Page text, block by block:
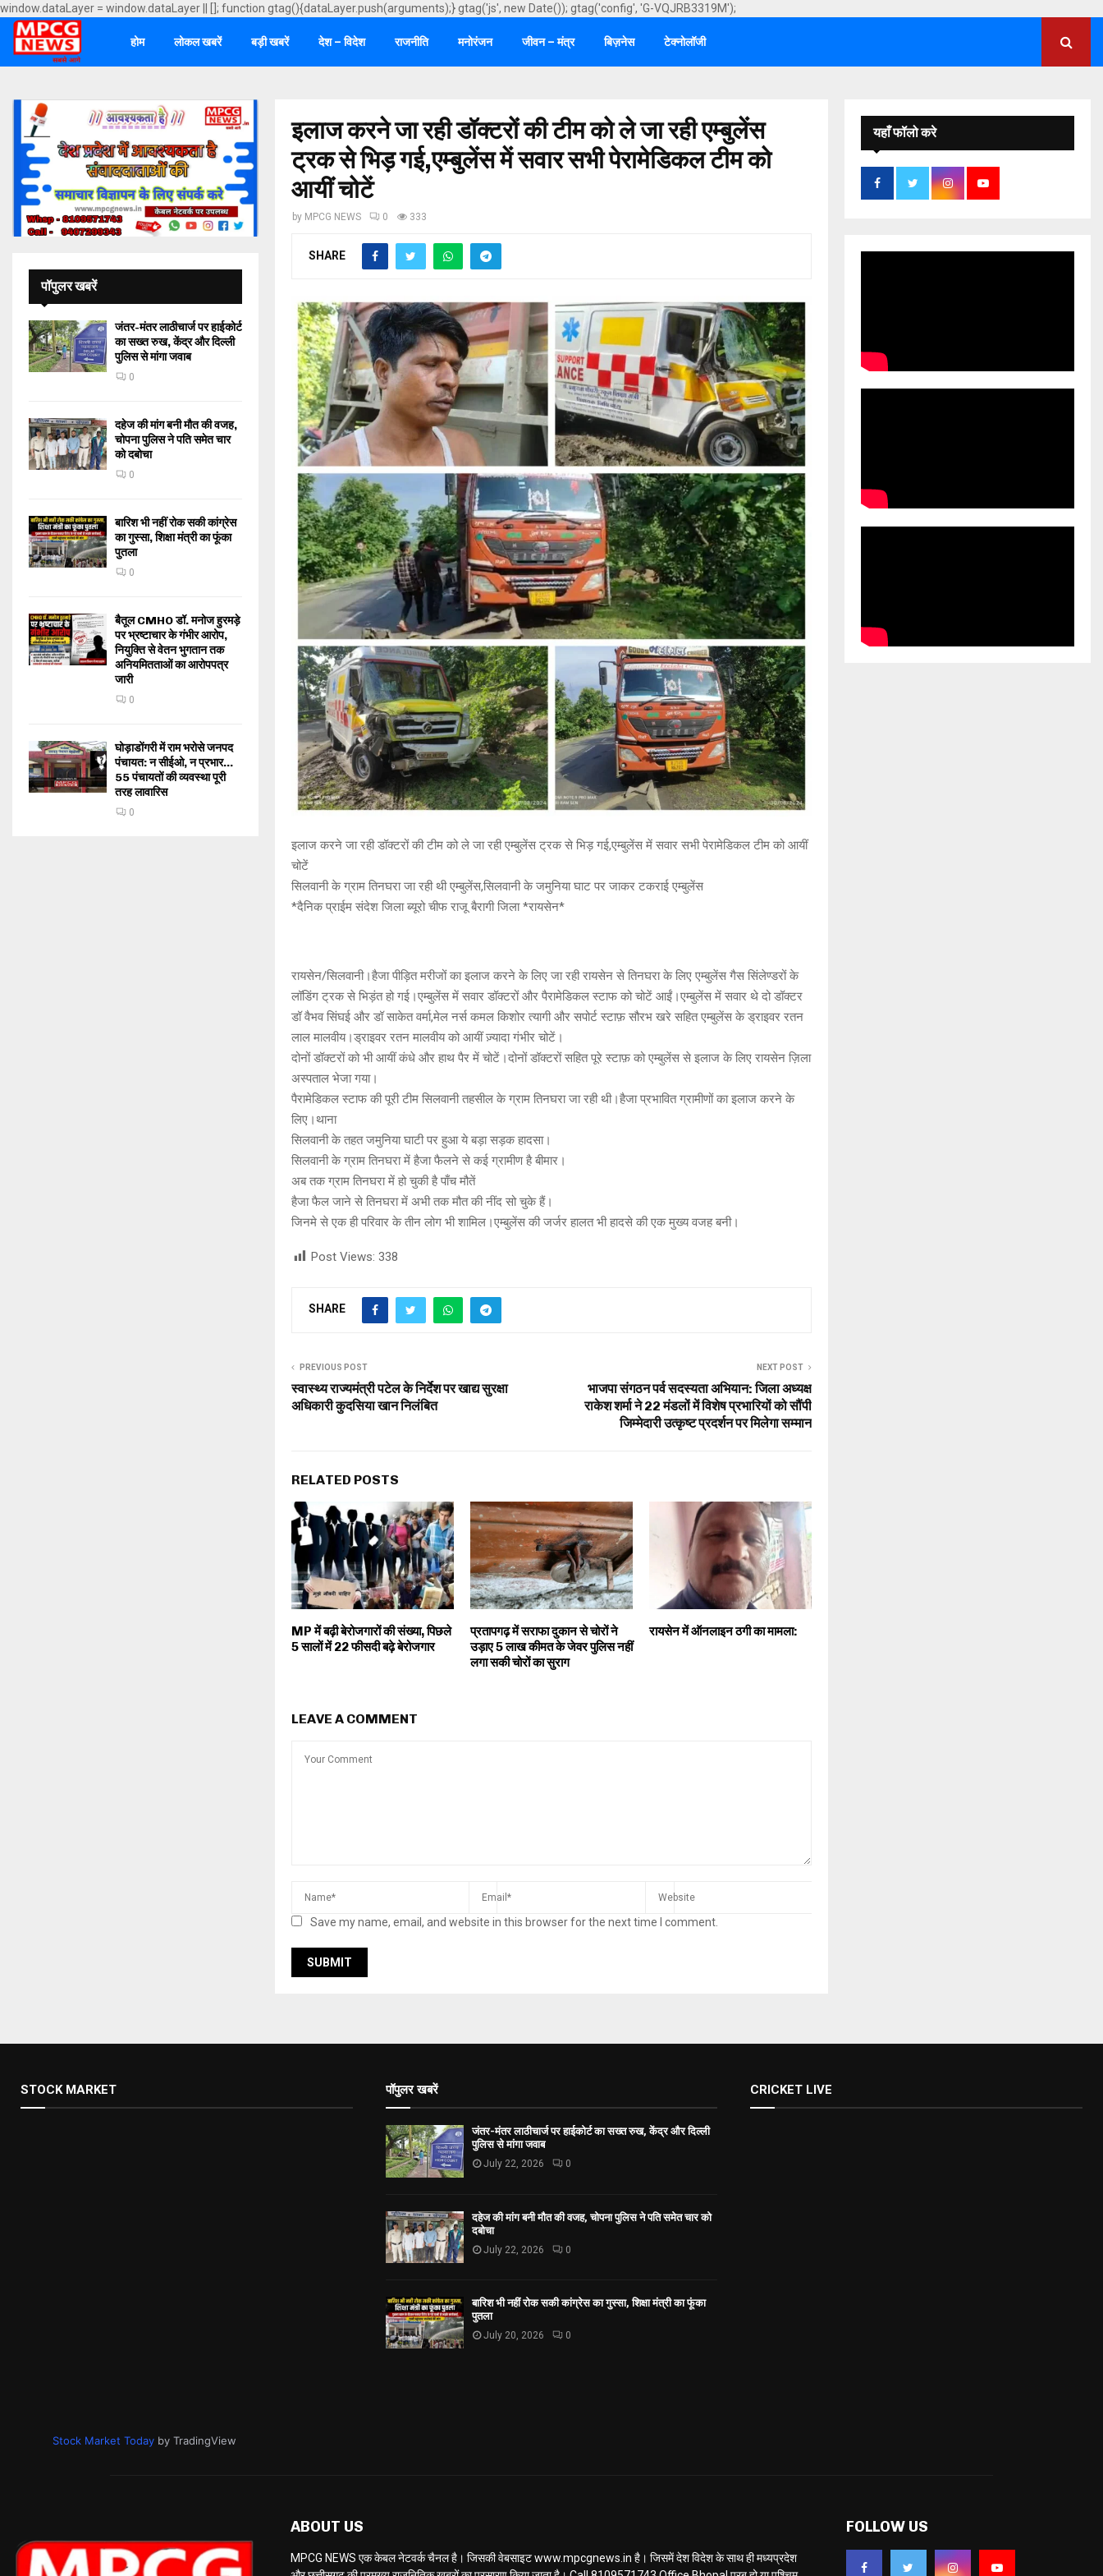
window.dataLayer = window.dataLayer || []; function gtag(){dataLayer.push(arguments);} gtag('js', new Date()); gtag('config', 'G-VQJRB3319M');
होम लोकल खबरें बड़ी खबरें देश – विदेश राजनीति मनोरंजन जीवन – मंत्र बिज़नेस टेक्नोलॉजी
इलाज करने जा रही डॉक्टरों की टीम को ले जा रही एम्बुलेंस
ट्रक से भिड़ गई,एम्बुलेंस में सवार सभी पेरामेडिकल टीम को
आयीं चोटें
by MPCG NEWS 0 333
SHARE
इलाज करने जा रही डॉक्टरों की टीम को ले जा रही एम्बुलेंस ट्रक से भिड़ गई,एम्बुलेंस में सवार सभी पेरामेडिकल टीम को आयीं
चोटें
सिलवानी के ग्राम तिनघरा जा रही थी एम्बुलेंस,सिलवानी के जमुनिया घाट पर जाकर टकराई एम्बुलेंस
*दैनिक प्राईम संदेश जिला ब्यूरो चीफ राजू बैरागी जिला *रायसेन*
रायसेन/सिलवानी।हैजा पीड़ित मरीजों का इलाज करने के लिए जा रही रायसेन से तिनघरा के लिए एम्बुलेंस गैस सिंलेण्डरों के
लॉडिंग ट्रक से भिड़ंत हो गई।एम्बुलेंस में सवार डॉक्टरों और पैरामेडिकल स्टाफ को चोटें आईं।एम्बुलेंस में सवार थे दो डॉक्टर
डॉ वैभव सिंघई और डॉ साकेत वर्मा,मेल नर्स कमल किशोर त्यागी और सपोर्ट स्टाफ़ सौरभ खरे सहित एम्बुलेंस के ड्राइवर रतन
लाल मालवीय।ड्राइवर रतन मालवीय को आयीं ज़्यादा गंभीर चोटें।
दोनों डॉक्टरों को भी आयीं कंधे और हाथ पैर में चोटें।दोनों डॉक्टरों सहित पूरे स्टाफ़ को एम्बुलेंस से इलाज के लिए रायसेन ज़िला
अस्पताल भेजा गया।
पैरामेडिकल स्टाफ की पूरी टीम सिलवानी तहसील के ग्राम तिनघरा जा रही थी।हैजा प्रभावित ग्रामीणों का इलाज करने के
लिए।थाना
सिलवानी के तहत जमुनिया घाटी पर हुआ ये बड़ा सड़क हादसा।
सिलवानी के ग्राम तिनघरा में हैजा फैलने से कई ग्रामीण है बीमार।
अब तक ग्राम तिनघरा में हो चुकी है पाँच मौतें
हैजा फैल जाने से तिनघरा में अभी तक मौत की नींद सो चुके हैं।
जिनमे से एक ही परिवार के तीन लोग भी शामिल।एम्बुलेंस की जर्जर हालत भी हादसे की एक मुख्य वजह बनी।
Post Views: 338
SHARE
PREVIOUS POST
स्वास्थ्य राज्यमंत्री पटेल के निर्देश पर खाद्य सुरक्षा
अधिकारी कुदसिया खान निलंबित
NEXT POST
भाजपा संगठन पर्व सदस्यता अभियान: जिला अध्यक्ष
राकेश शर्मा ने 22 मंडलों में विशेष प्रभारियों को सौंपी
जिम्मेदारी उत्कृष्ट प्रदर्शन पर मिलेगा सम्मान
RELATED POSTS
MP में बढ़ी बेरोजगारों की संख्या, पिछले
5 सालों में 22 फीसदी बढ़े बेरोजगार
प्रतापगढ़ में सराफा दुकान से चोरों ने
उड़ाए 5 लाख कीमत के जेवर पुलिस नहीं
लगा सकी चोरों का सुराग
रायसेन में ऑनलाइन ठगी का मामला:
LEAVE A COMMENT
Save my name, email, and website in this browser for the next time I comment.
पॉपुलर खबरें
जंतर-मंतर लाठीचार्ज पर हाईकोर्ट
का सख्त रुख, केंद्र और दिल्ली
पुलिस से मांगा जवाब
0
दहेज की मांग बनी मौत की वजह,
चोपना पुलिस ने पति समेत चार
को दबोचा
0
बारिश भी नहीं रोक सकी कांग्रेस
का गुस्सा, शिक्षा मंत्री का फूंका
पुतला
0
बैतूल CMHO डॉ. मनोज हुरमड़े
पर भ्रष्टाचार के गंभीर आरोप,
नियुक्ति से वेतन भुगतान तक
अनियमितताओं का आरोपपत्र
जारी
0
घोड़ाडोंगरी में राम भरोसे जनपद
पंचायत: न सीईओ, न प्रभार…
55 पंचायतों की व्यवस्था पूरी
तरह लावारिस
0
यहाँ फॉलो करे
STOCK MARKET
Stock Market Today by TradingView
पॉपुलर खबरें
जंतर-मंतर लाठीचार्ज पर हाईकोर्ट का सख्त रुख, केंद्र और दिल्ली
पुलिस से मांगा जवाब
July 22, 2026 0
दहेज की मांग बनी मौत की वजह, चोपना पुलिस ने पति समेत चार को
दबोचा
July 22, 2026 0
बारिश भी नहीं रोक सकी कांग्रेस का गुस्सा, शिक्षा मंत्री का फूंका
पुतला
July 20, 2026 0
CRICKET LIVE
ABOUT US
MPCG NEWS एक केबल नेटवर्क चैनल है। जिसकी वेबसाइट www.mpcgnews.in है। जिसमें देश विदेश के साथ ही मध्यप्रदेश
FOLLOW US